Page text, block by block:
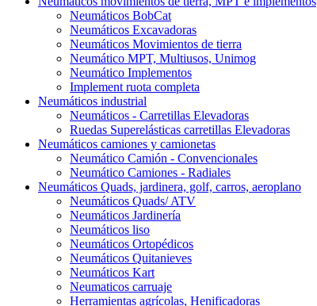
Neumáticos BobCat
Neumáticos Excavadoras
Neumáticos Movimientos de tierra
Neumático MPT, Multiusos, Unimog
Neumático Implementos
Implement ruota completa
Neumáticos industrial
Neumáticos - Carretillas Elevadoras
Ruedas Superelásticas carretillas Elevadoras
Neumáticos camiones y camionetas
Neumático Camión - Convencionales
Neumático Camiones - Radiales
Neumáticos Quads, jardinera, golf, carros, aeroplano
Neumáticos Quads/ ATV
Neumáticos Jardinería
Neumáticos liso
Neumáticos Ortopédicos
Neumáticos Quitanieves
Neumáticos Kart
Neumaticos carruaje
Herramientas agrícolas, Henificadoras